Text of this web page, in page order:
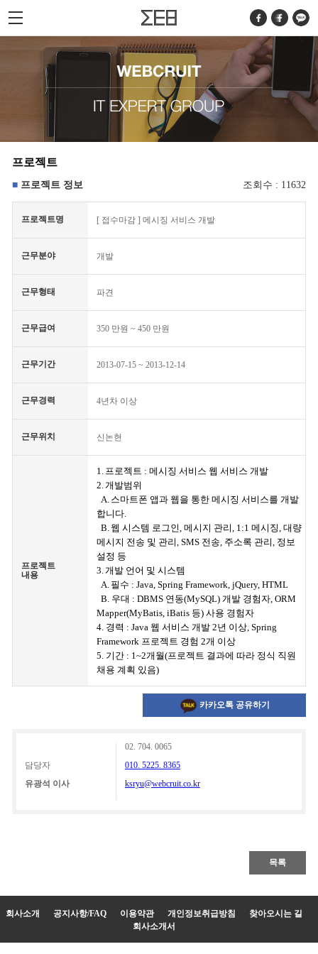
프로젝트
프로젝트 정보 조회수 : 11632
프로젝트명 [ 접수마감 ] 메시징 서비스 개발
근무분야 개발
근무형태 파견
근무급여 350 만원 ~ 450 만원
근무기간 2013-07-15 ~ 2013-12-14
근무경력 4년차 이상
근무위치 신논현
프로젝트
내용
1. 프로젝트 :메시징 서비스 웹 서비스 개발
2.개발범위
A. 스마트폰 앱과 웹을 통한 메시징 서비스를 개발
합니다.
B. 웹 시스템 로그인,메시지 관리, 1:1메시징,대량
메시지 전송 및 관리, SMS 전송, 주소록 관리, 정보
설정 등
3.개발 언어 및 시스템
A. 필수 : Java, Spring Framework, jQuery, HTML
B. 우대 : DBMS 연동(MySQL)개발 경험자, ORM
Mapper(MyBatis, iBatis 등)사용 경험자
4. 경력 : Java 웹 서비스 개발 2년 이상, Spring
Framework 프로젝트 경험 2개 이상
5. 기간 : 1~2개월(프로젝트 결과에 따라 정식 직원
채용 계획 있음)
카카오톡 공유하기
담당자
유광석 이사
02. 704. 0065
010. 5225. 8365
ksryu@webcruit.co.kr
목록
회사소개 공지사항/FAQ 이용약관 개인정보취급방침
찾아오시는 길
회사소개서